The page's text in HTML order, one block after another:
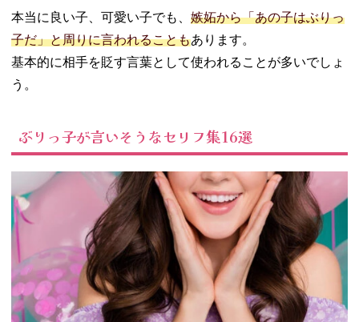
− オーバー
リアクショ
ン
− スキンシ
04. ぶりっ子みた
いなセリフを使
− 男性と女
性で態度を
変えない
− TPOを意
識する
05. ぶりっ子のセ
リフはあざとす
ぎることも！言
本当に良い子、可愛い子でも、 嫉妬から「あの子はぶりっ
子だ」と周りに言われることもあります。
基本的に相手を貶す言葉として使われることが多いでしょ
う。
ぶりっ子が言いそうなセリフ集16選